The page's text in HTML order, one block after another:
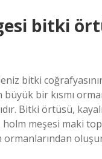
bitki
bitki
büyük bir kısmı
Bitki örtüsü,
meşesi maki
ormanlarından